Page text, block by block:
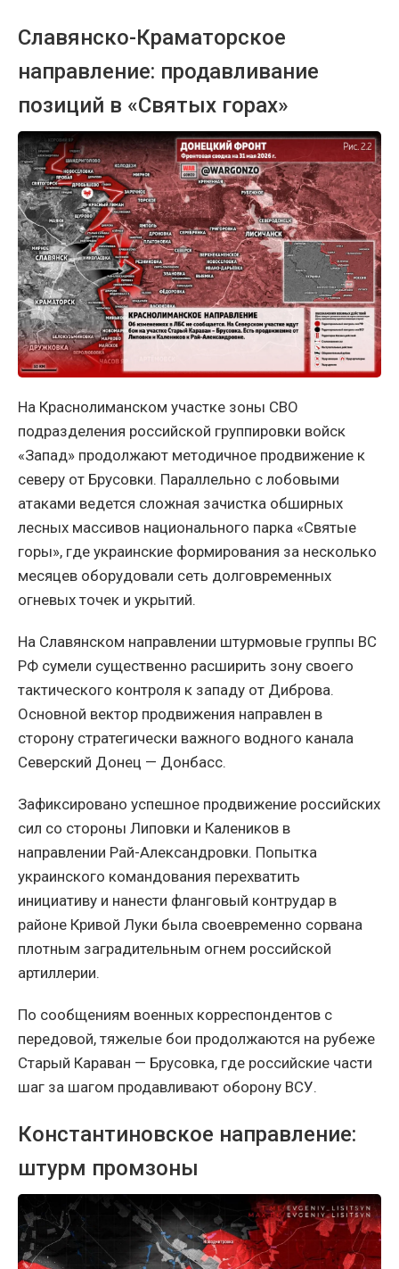
Славянско-Краматорское
направление: продавливание
позиций в «Святых горах»
На Краснолиманском участке зоны СВО
подразделения российской группировки войск
«Запад» продолжают методичное продвижение к
северу от Брусовки. Параллельно с лобовыми
атаками ведется сложная зачистка обширных
лесных массивов национального парка «Святые
горы», где украинские формирования за несколько
месяцев оборудовали сеть долговременных
огневых точек и укрытий.
На Славянском направлении штурмовые группы ВС
РФ сумели существенно расширить зону своего
тактического контроля к западу от Диброва.
Основной вектор продвижения направлен в
сторону стратегически важного водного канала
Северский Донец — Донбасс.
Зафиксировано успешное продвижение российских
сил со стороны Липовки и Калеников в
направлении Рай-Александровки. Попытка
украинского командования перехватить
инициативу и нанести фланговый контрудар в
районе Кривой Луки была своевременно сорвана
плотным заградительным огнем российской
артиллерии.
По сообщениям военных корреспондентов с
передовой, тяжелые бои продолжаются на рубеже
Старый Караван — Брусовка, где российские части
шаг за шагом продавливают оборону ВСУ.
Константиновское направление:
штурм промзоны